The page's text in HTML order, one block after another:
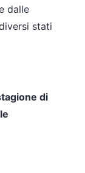
dalle
stati
di